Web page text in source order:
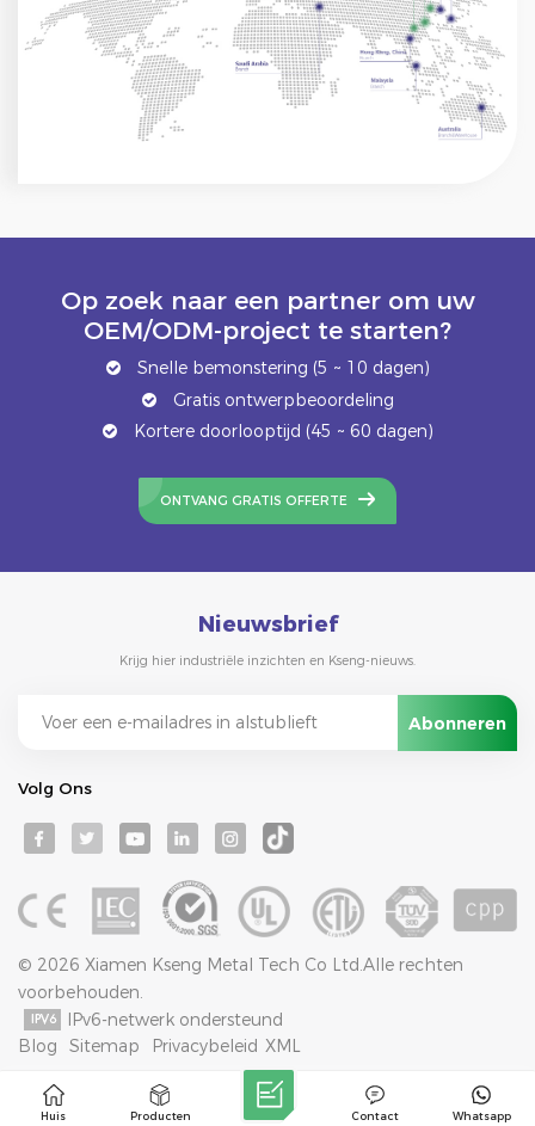
Op zoek naar een partner om uw
OEM/ODM-project te starten?
Snelle bemonstering (5 ~ 10 dagen)
Gratis ontwerpbeoordeling
Kortere doorlooptijd (45 ~ 60 dagen)
ONTVANG GRATIS OFFERTE
Nieuwsbrief
Krijg hier industriële inzichten en Kseng-nieuws.
Volg Ons
© 2026 Xiamen Kseng Metal Tech Co Ltd.Alle rechten
voorbehouden.
IPv6-netwerk ondersteund
Blog
Sitemap Privacybeleid XML
Huis Producten Whatsapp
Contact